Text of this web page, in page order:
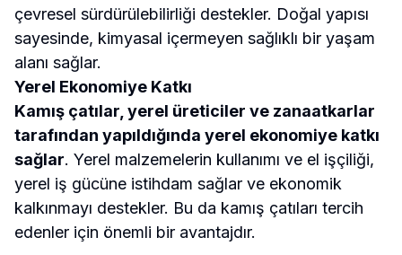
çevresel sürdürülebilirliği destekler. Doğal yapısı
sayesinde, kimyasal içermeyen sağlıklı bir yaşam
alanı sağlar.
Yerel Ekonomiye Katkı
Kamış çatılar, yerel üreticiler ve zanaatkarlar
tarafından yapıldığında yerel ekonomiye katkı
sağlar. Yerel malzemelerin kullanımı ve el işçiliği,
yerel iş gücüne istihdam sağlar ve ekonomik
kalkınmayı destekler. Bu da kamış çatıları tercih
edenler için önemli bir avantajdır.